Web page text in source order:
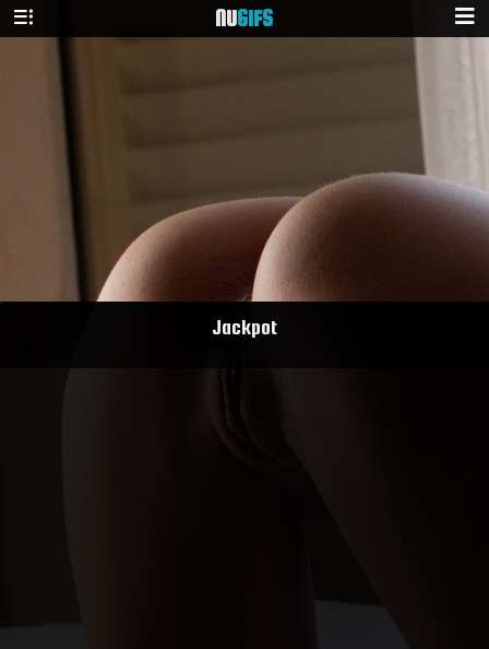
NUGIFS
Jackpot